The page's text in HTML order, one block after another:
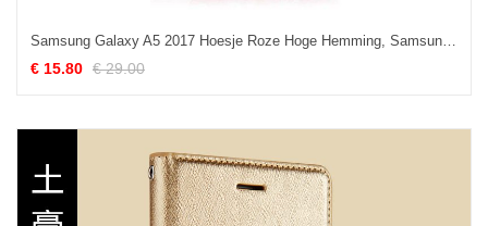
Samsung Galaxy A5 2017 Hoesje Roze Hoge Hemming, Samsung Galaxy A5 2017 Hoesje Dun Tas
€ 15.80 € 29.00